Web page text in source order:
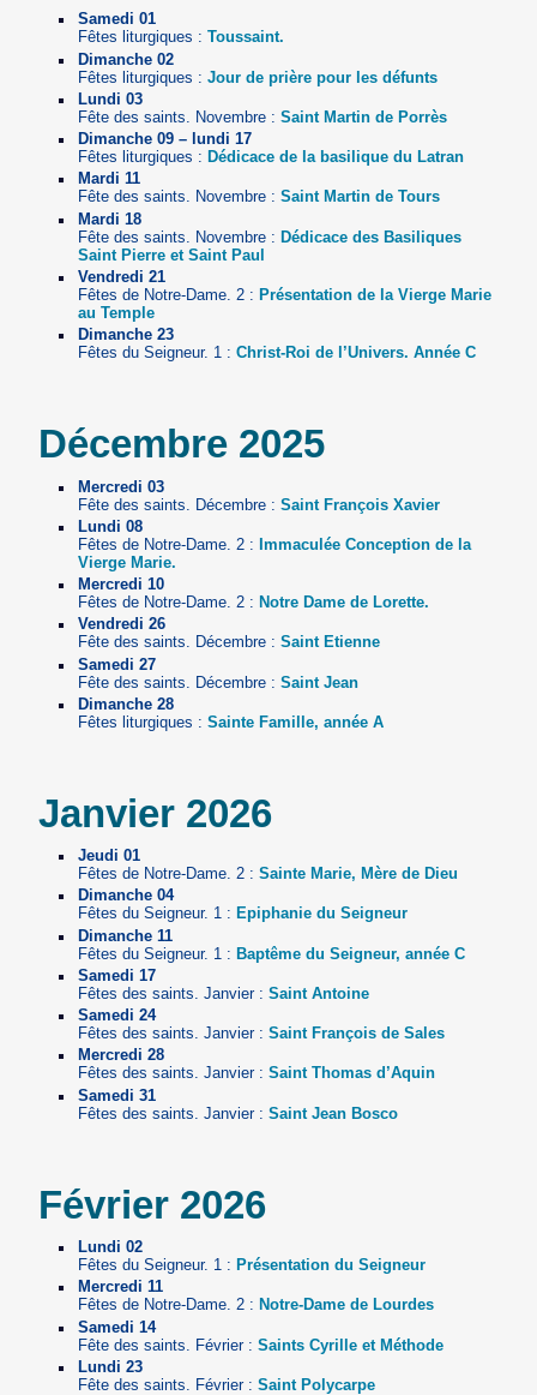
Samedi 01
Fêtes liturgiques : Toussaint.
Dimanche 02
Fêtes liturgiques : Jour de prière pour les défunts
Lundi 03
Fête des saints. Novembre : Saint Martin de Porrès
Dimanche 09 – lundi 17
Fêtes liturgiques : Dédicace de la basilique du Latran
Mardi 11
Fête des saints. Novembre : Saint Martin de Tours
Mardi 18
Fête des saints. Novembre : Dédicace des Basiliques
Saint Pierre et Saint Paul
Vendredi 21
Fêtes de Notre-Dame. 2 : Présentation de la Vierge Marie
au Temple
Dimanche 23
Fêtes du Seigneur. 1 : Christ-Roi de l’Univers. Année C
Décembre 2025
Mercredi 03
Fête des saints. Décembre : Saint François Xavier
Lundi 08
Fêtes de Notre-Dame. 2 : Immaculée Conception de la
Vierge Marie.
Mercredi 10
Fêtes de Notre-Dame. 2 : Notre Dame de Lorette.
Vendredi 26
Fête des saints. Décembre : Saint Etienne
Samedi 27
Fête des saints. Décembre : Saint Jean
Dimanche 28
Fêtes liturgiques : Sainte Famille, année A
Janvier 2026
Jeudi 01
Fêtes de Notre-Dame. 2 : Sainte Marie, Mère de Dieu
Dimanche 04
Fêtes du Seigneur. 1 : Epiphanie du Seigneur
Dimanche 11
Fêtes du Seigneur. 1 : Baptême du Seigneur, année C
Samedi 17
Fêtes des saints. Janvier : Saint Antoine
Samedi 24
Fêtes des saints. Janvier : Saint François de Sales
Mercredi 28
Fêtes des saints. Janvier : Saint Thomas d’Aquin
Samedi 31
Fêtes des saints. Janvier : Saint Jean Bosco
Février 2026
Lundi 02
Fêtes du Seigneur. 1 : Présentation du Seigneur
Mercredi 11
Fêtes de Notre-Dame. 2 : Notre-Dame de Lourdes
Samedi 14
Fête des saints. Février : Saints Cyrille et Méthode
Lundi 23
Fête des saints. Février : Saint Polycarpe